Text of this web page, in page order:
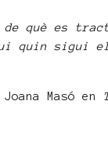
de què es
quin sigui
Joana Masó en